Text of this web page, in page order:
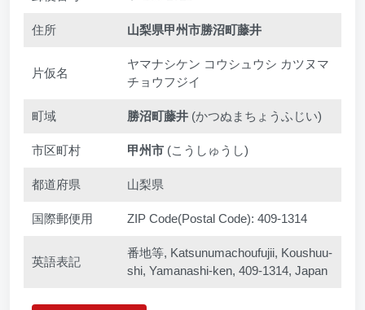
住所 山梨県甲州市勝沼町藤井
片仮名
ヤマナシケン コウシュウシ カツヌマ
チョウフジイ
町域 勝沼町藤井 (かつぬまちょうふじい)
市区町村 甲州市 (こうしゅうし)
都道府県 山梨県
国際郵便用 ZIP Code(Postal Code): 409-1314
英語表記
番地等, Katsunumachoufujii, Koushuu-
shi, Yamanashi-ken, 409-1314, Japan